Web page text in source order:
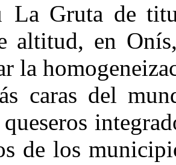
La Gruta de
altitud, en
la
caras del
de los